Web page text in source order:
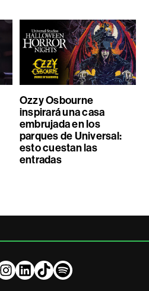
Ozzy Osbourne
inspirará una casa
embrujada en los
parques de Universal:
esto cuestan las
entradas